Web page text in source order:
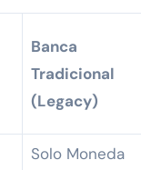
Banca
Tradicional
(Legacy)
Solo Moneda